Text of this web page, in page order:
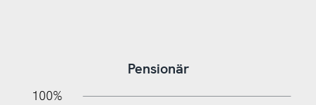
Pensionär
100%